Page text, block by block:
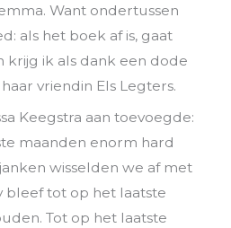
Want ondertussen
als het boek af is, gaat
krijg ik als dank een dode
vriendin Els Legters.
Keegstra aan toevoegde:
maanden enorm hard
wisselden we af met
bleef tot op het laatste
Tot op het laatste